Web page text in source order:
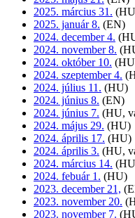
2025. március 31.
2025. január 8. (EN)
2024. december 4.
2024. november 8.
2024. október 10.
2024. szeptember 4.
2024. július 11. (HU)
2024. június 8. (EN)
2024. június 7. (HU,
2024. május 29. (HU)
2024. április 17. (HU)
2024. április 3. (HU,
2024. március 14.
2024. febuár 1. (HU)
2023. december 21,
2023. november 20.
2023. november 7.